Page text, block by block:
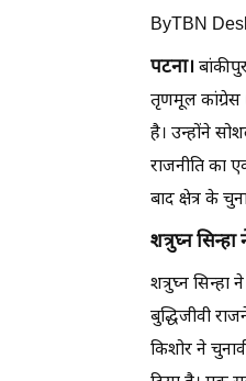
ByTBN
पटना।
तृणमूल कांग्रेस
है। उन्होंने
राजनीति का
बाद क्षेत्र के
शत्रुघ्न
शत्रुघ्न
बुद्धिजीवी
किशोर ने